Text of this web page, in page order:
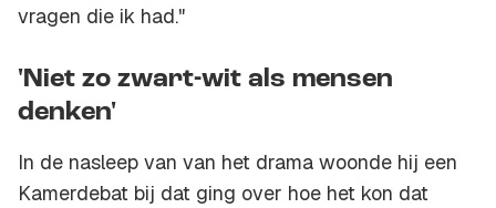
vragen die ik had."
'Niet zo zwart-wit als mensen
denken'
In de nasleep van van het drama woonde hij een
Kamerdebat bij dat ging over hoe het kon dat